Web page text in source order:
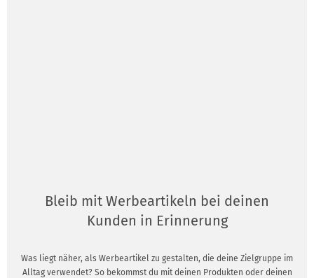
Bleib mit Werbeartikeln bei deinen
Kunden in Erinnerung
Was liegt näher, als Werbeartikel zu gestalten, die deine Zielgruppe im
Alltag verwendet? So bekommst du mit deinen Produkten oder deinen